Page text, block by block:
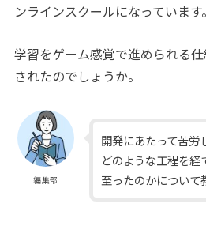
ンラインスクールになっています。
学習をゲーム感覚で進められる
されたのでしょうか。
編集部
開発にあたって苦労
どのような工程を
至ったのかについて